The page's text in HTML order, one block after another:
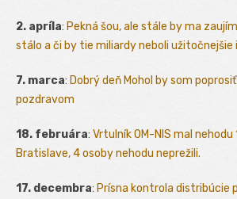
2. apríla: Pekná šou, ale stále by ma
stálo a či by tie miliardy neboli užitočnejšie
7. marca: Dobrý deň Mohol by som
pozdravom
18. februára: Vrtulník OM-NIS mal nehodu
Bratislave, 4 osoby nehodu neprežili.
17. decembra: Prísna kontrola distribúcie